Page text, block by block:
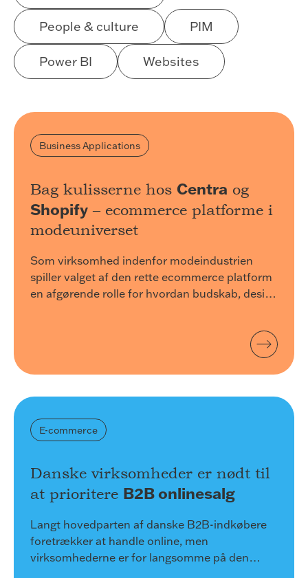
People & culture PIM
Power BI Websites
Business Applications
Bag kulisserne hos Centra og
Shopify – ecommerce platforme i
modeuniverset
Som virksomhed indenfor modeindustrien
spiller valget af den rette ecommerce platform
en afgørende rolle for hvordan budskab, design
E-commerce
Danske virksomheder er nødt til
at prioritere B2B onlinesalg
Langt hovedparten af danske B2B-indkøbere
foretrækker at handle online, men
virksomhederne er for langsomme på den